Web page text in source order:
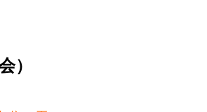
）